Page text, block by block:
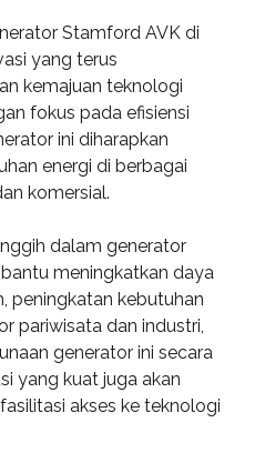
Stamford AVK di
yang terus
kemajuan teknologi
fokus pada efisiensi
ini diharapkan
energi di berbagai
komersial.
dalam generator
meningkatkan daya
peningkatan kebutuhan
pariwisata dan industri,
generator ini secara
yang kuat juga akan
akses ke teknologi